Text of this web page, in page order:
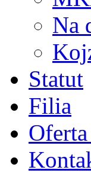
Na
Statut
Filia